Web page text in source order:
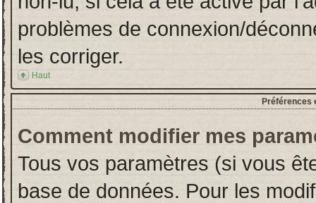
problèmes de connexion/
les corriger.
Haut
Préférences
Comment modifier mes
Tous vos paramètres (si vous
base de données. Pour les